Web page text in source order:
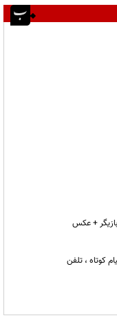
+ عکس
کوتاه ، تلفن